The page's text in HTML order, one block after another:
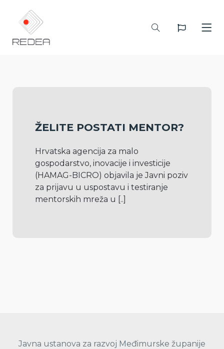
ŽELITE POSTATI MENTOR?
Hrvatska agencija za malo
gospodarstvo, inovacije i investicije
(HAMAG-BICRO) objavila je Javni poziv
za prijavu u uspostavu i testiranje
mentorskih mreža u [..]
Javna ustanova za razvoj Međimurske županije